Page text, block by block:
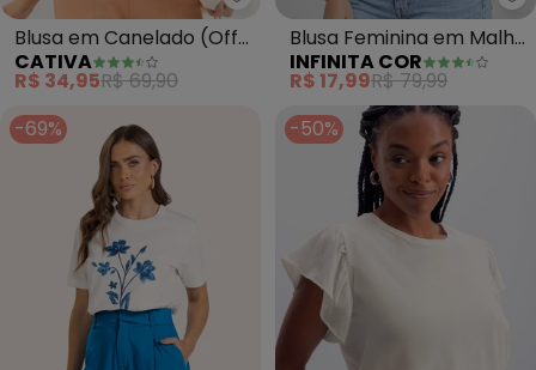
Cativa -
Blusa em Canelado (Off
White)
CATIVA
R$ 34,95R$ 69,90
Blusa Feminina em Malha
Poliéster (Bege)
INFINITA COR
R$ 17,99R$ 79,99
-69%
-50%